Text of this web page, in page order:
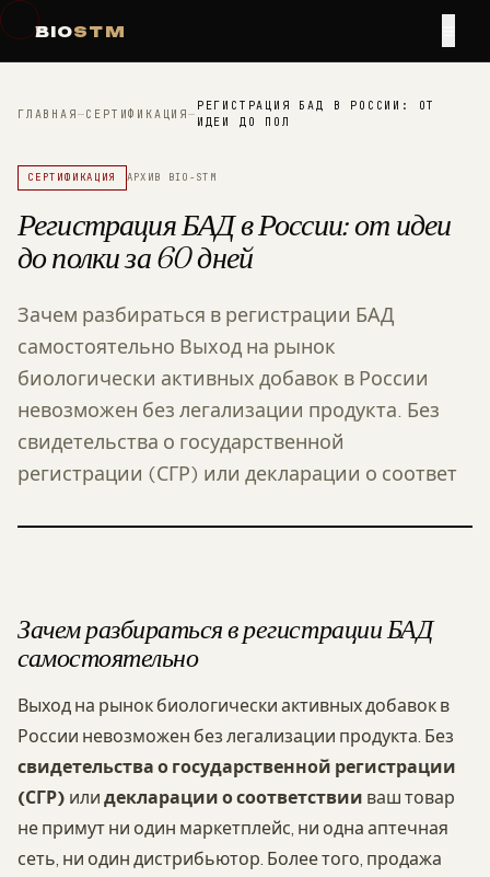
BIOSTM
ГЛАВНАЯ—СЕРТИФИКАЦИЯ—
РЕГИСТРАЦИЯ БАД В РОССИИ: ОТ
ИДЕИ ДО ПОЛ
СЕРТИФИКАЦИЯ АРХИВ BIO-STM
Регистрация БАД в России: от идеи
до полки за 60 дней
Зачем разбираться в регистрации БАД
самостоятельно Выход на рынок
биологически активных добавок в России
невозможен без легализации продукта. Без
свидетельства о государственной
регистрации (СГР) или декларации о соответ
Зачем разбираться в регистрации БАД
самостоятельно
Выход на рынок биологически активных добавок в
России невозможен без легализации продукта. Без
свидетельства о государственной регистрации
(СГР) или декларации о соответствии ваш товар
не примут ни один маркетплейс, ни одна аптечная
сеть, ни один дистрибьютор. Более того, продажа